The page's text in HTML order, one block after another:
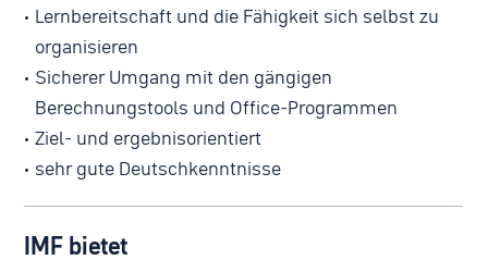
Lernbereitschaft und die Fähigkeit sich selbst zu
organisieren
Sicherer Umgang mit den gängigen
Berechnungstools und Office-Programmen
Ziel- und ergebnisorientiert
sehr gute Deutschkenntnisse
IMF bietet